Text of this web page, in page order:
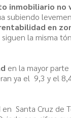
inmobiliario no
subiendo
en
siguen la misma
en la mayor
ya el 9,3 y el
Santa Cruz de